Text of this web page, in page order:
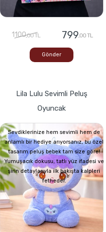
1100,00 TL 799,00 TL
Gönder
Lila Lulu Sevimli Peluş
Oyuncak
Sevdiklerinize hem sevimli hem de
anlamlı bir hediye arıyorsanız, bu özel
tasarım peluş bebek tam size göre!
Yumuşacık dokusu, tatlı yüz ifadesi ve
şirin detaylarıyla ilk bakışta kalpleri
fetheder.